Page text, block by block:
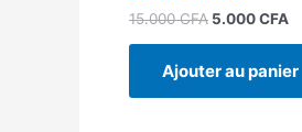
15.000CFA 5.000CFA
Ajouter au panier